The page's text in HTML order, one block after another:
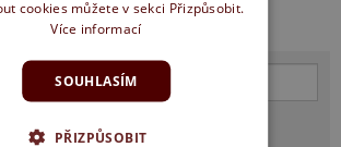
cookies můžete v sekci Přizpůsobit.
Více informací
SOUHLASÍM
PŘIZPŮSOBIT